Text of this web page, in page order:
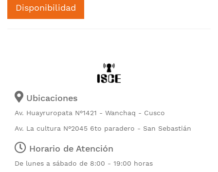
Disponibilidad
Ubicaciones
Av. Huayruropata N°1421 - Wanchaq - Cusco
Av. La cultura N°2045 6to paradero - San Sebastián
Horario de Atención
De lunes a sábado de 8:00 - 19:00 horas